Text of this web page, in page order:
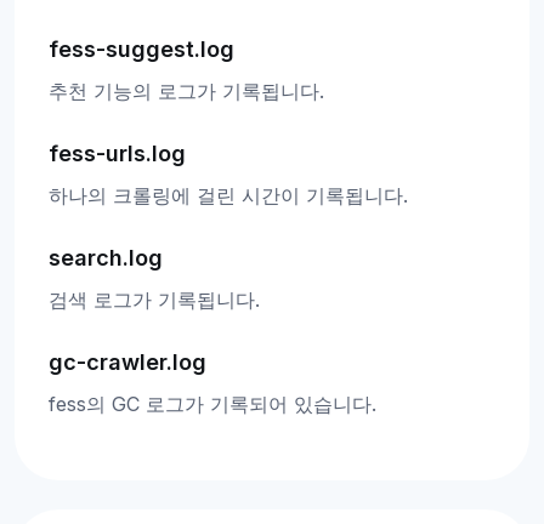
fess-suggest.log
추천 기능의 로그가 기록됩니다.
fess-urls.log
하나의 크롤링에 걸린 시간이 기록됩니다.
search.log
검색 로그가 기록됩니다.
gc-crawler.log
fess의 GC 로그가 기록되어 있습니다.